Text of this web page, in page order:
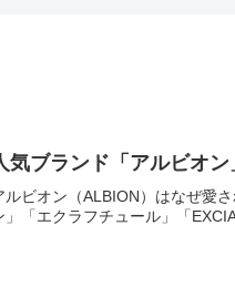
気ブランド「アルビオン
ルビオン（ALBION）はなぜ愛
」「エクラフチュール」「